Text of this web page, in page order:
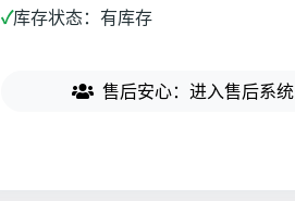
✓库存状态：有库存
售后安心：进入售后系统